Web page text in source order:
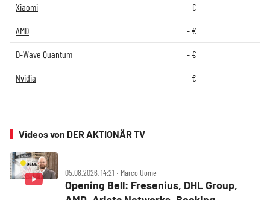
Xiaomi -€
AMD -€
D-Wave Quantum -€
Nvidia -€
Videos von DER AKTIONÄR TV
05.08.2026, 14:21 ‧ Marco Uome
Opening Bell: Fresenius, DHL Group,